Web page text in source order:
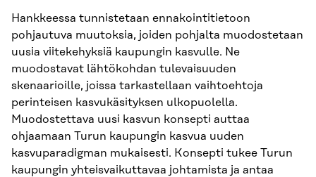
Hankkeessa tunnistetaan ennakointitietoon
pohjautuva muutoksia, joiden pohjalta muodostetaan
uusia viitekehyksiä kaupungin kasvulle. Ne
muodostavat lähtökohdan tulevaisuuden
skenaarioille, joissa tarkastellaan vaihtoehtoja
perinteisen kasvukäsityksen ulkopuolella.
Muodostettava uusi kasvun konsepti auttaa
ohjaamaan Turun kaupungin kasvua uuden
kasvuparadigman mukaisesti. Konsepti tukee Turun
kaupungin yhteisvaikuttavaa johtamista ja antaa